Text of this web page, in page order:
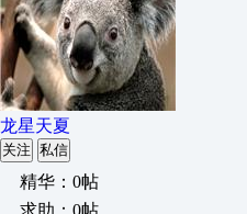
龙星天夏
关注 私信
精华：0帖
求助：0帖